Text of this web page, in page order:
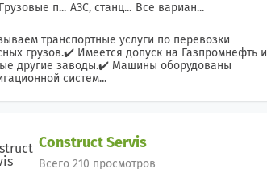
Грузовые п... АЗС, станц... Все вариан...
транспортные услуги по перевозки
грузов.✔️ Имеется допуск на Газпромнефть и
другие заводы.✔️ Машины оборудованы
систем...
Construct Servis
Всего 210 просмотров